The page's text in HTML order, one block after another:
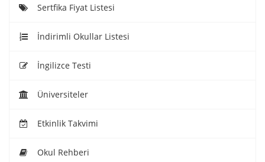
Sertfika Fiyat Listesi
İndirimli Okullar Listesi
İngilizce Testi
Üniversiteler
Etkinlik Takvimi
Okul Rehberi